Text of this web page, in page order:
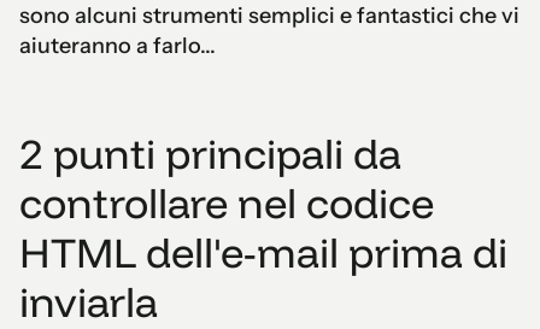
sono alcuni strumenti semplici e fantastici che vi
aiuteranno a farlo...
2 punti principali da
controllare nel codice
HTML dell'e-mail prima di
inviarla